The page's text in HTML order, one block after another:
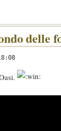
delle